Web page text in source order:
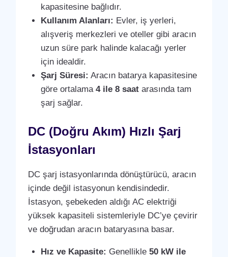
kapasitesine bağlıdır.
Kullanım Alanları: Evler, iş yerleri,
alışveriş merkezleri ve oteller gibi aracın
uzun süre park halinde kalacağı yerler
için idealdir.
Şarj Süresi: Aracın batarya kapasitesine
göre ortalama4 ile 8 saat arasında tam
şarj sağlar.
DC (Doğru Akım) Hızlı Şarj
İstasyonları
DC şarj istasyonlarında dönüştürücü, aracın
içinde değil istasyonun kendisindedir.
İstasyon, şebekeden aldığı AC elektriği
yüksek kapasiteli sistemleriyle DC’ye çevirir
ve doğrudan aracın bataryasına basar.
Hız ve Kapasite: Genellikle50 kW ile